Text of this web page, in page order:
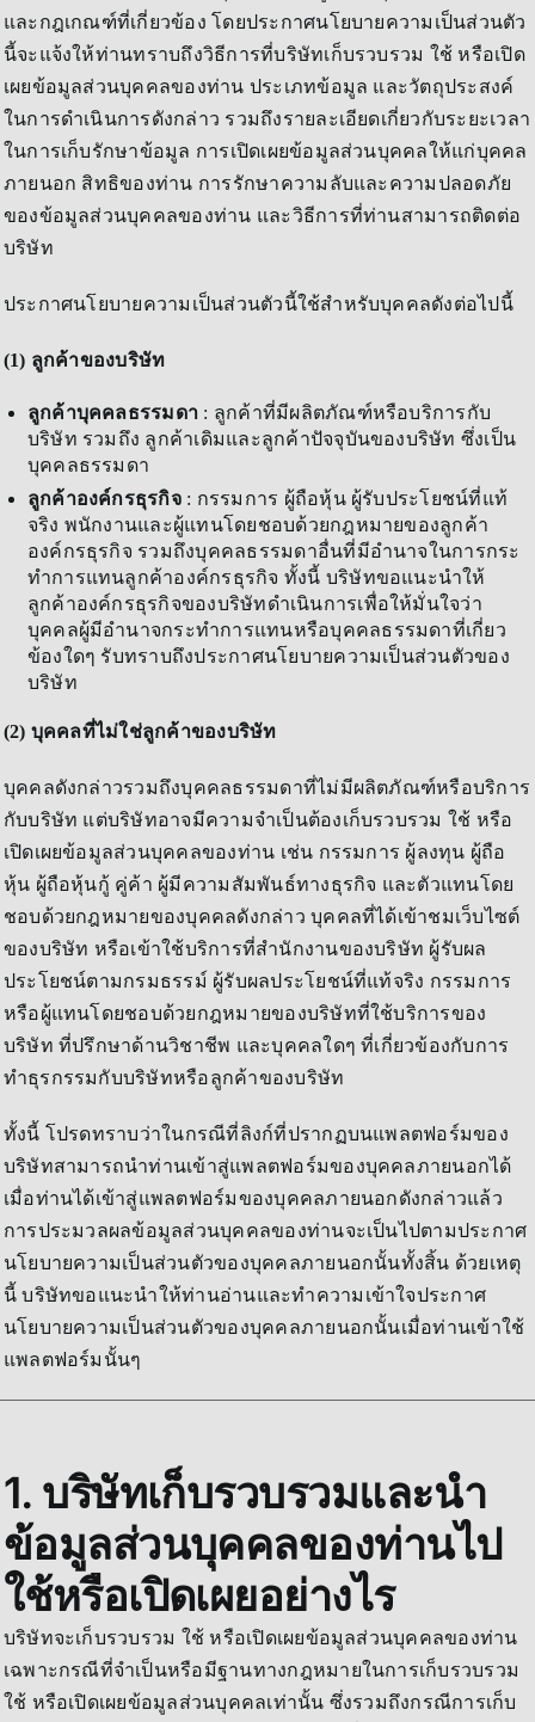
และกฎเกณฑ์ที่เกี่ยวข้อง โดยประกาศนโยบายความเป็นส่วนตัว
นี้จะแจ้งให้ท่านทราบถึงวิธีการที่บริษัทเก็บรวบรวม ใช้ หรือเปิด
เผยข้อมูลส่วนบุคคลของท่าน ประเภทข้อมูล และวัตถุประสงค์
ในการดำเนินการดังกล่าว รวมถึงรายละเอียดเกี่ยวกับระยะเวลา
ในการเก็บรักษาข้อมูล การเปิดเผยข้อมูลส่วนบุคคลให้แก่บุคคล
ภายนอก สิทธิของท่าน การรักษาความลับและความปลอดภัย
ของข้อมูลส่วนบุคคลของท่าน และวิธีการที่ท่านสามารถติดต่อ
บริษัท
ประกาศนโยบายความเป็นส่วนตัวนี้ใช้สำหรับบุคคลดังต่อไปนี้
(1) ลูกค้าของบริษัท
ลูกค้าบุคคลธรรมดา : ลูกค้าที่มีผลิตภัณฑ์หรือบริการกับ
บริษัท รวมถึง ลูกค้าเดิมและลูกค้าปัจจุบันของบริษัท ซึ่งเป็น
บุคคลธรรมดา
ลูกค้าองค์กรธุรกิจ : กรรมการ ผู้ถือหุ้น ผู้รับประโยชน์ที่แท้
จริง พนักงานและผู้แทนโดยชอบด้วยกฎหมายของลูกค้า
องค์กรธุรกิจ รวมถึงบุคคลธรรมดาอื่นที่มีอำนาจในการกระ
ทำการแทนลูกค้าองค์กรธุรกิจ ทั้งนี้ บริษัทขอแนะนำให้
ลูกค้าองค์กรธุรกิจของบริษัทดำเนินการเพื่อให้มั่นใจว่า
บุคคลผู้มีอำนาจกระทำการแทนหรือบุคคลธรรมดาที่เกี่ยว
ข้องใดๆ รับทราบถึงประกาศนโยบายความเป็นส่วนตัวของ
บริษัท
(2) บุคคลที่ไม่ใช่ลูกค้าของบริษัท
บุคคลดังกล่าวรวมถึงบุคคลธรรมดาที่ไม่มีผลิตภัณฑ์หรือบริการ
กับบริษัท แต่บริษัทอาจมีความจำเป็นต้องเก็บรวบรวม ใช้ หรือ
เปิดเผยข้อมูลส่วนบุคคลของท่าน เช่น กรรมการ ผู้ลงทุน ผู้ถือ
หุ้น ผู้ถือหุ้นกู้ คู่ค้า ผู้มีความสัมพันธ์ทางธุรกิจ และตัวแทนโดย
ชอบด้วยกฎหมายของบุคคลดังกล่าว บุคคลที่ได้เข้าชมเว็บไซต์
ของบริษัท หรือเข้าใช้บริการที่สำนักงานของบริษัท ผู้รับผล
ประโยชน์ตามกรมธรรม์ ผู้รับผลประโยชน์ที่แท้จริง กรรมการ
หรือผู้แทนโดยชอบด้วยกฎหมายของบริษัทที่ใช้บริการของ
บริษัท ที่ปรึกษาด้านวิชาชีพ และบุคคลใดๆ ที่เกี่ยวข้องกับการ
ทำธุรกรรมกับบริษัทหรือลูกค้าของบริษัท
ทั้งนี้ โปรดทราบว่าในกรณีที่ลิงก์ที่ปรากฏบนแพลตฟอร์มของ
บริษัทสามารถนำท่านเข้าสู่แพลตฟอร์มของบุคคลภายนอกได้
เมื่อท่านได้เข้าสู่แพลตฟอร์มของบุคคลภายนอกดังกล่าวแล้ว
การประมวลผลข้อมูลส่วนบุคคลของท่านจะเป็นไปตามประกาศ
นโยบายความเป็นส่วนตัวของบุคคลภายนอกนั้นทั้งสิ้น ด้วยเหตุ
นี้ บริษัทขอแนะนำให้ท่านอ่านและทำความเข้าใจประกาศ
นโยบายความเป็นส่วนตัวของบุคคลภายนอกนั้นเมื่อท่านเข้าใช้
แพลตฟอร์มนั้นๆ
1. บริษัทเก็บรวบรวมและนำ
ข้อมูลส่วนบุคคลของท่านไป
ใช้หรือเปิดเผยอย่างไร
บริษัทจะเก็บรวบรวม ใช้ หรือเปิดเผยข้อมูลส่วนบุคคลของท่าน
เฉพาะกรณีที่จำเป็นหรือมีฐานทางกฎหมายในการเก็บรวบรวม
ใช้ หรือเปิดเผยข้อมูลส่วนบุคคลเท่านั้น ซึ่งรวมถึงกรณีการเก็บ